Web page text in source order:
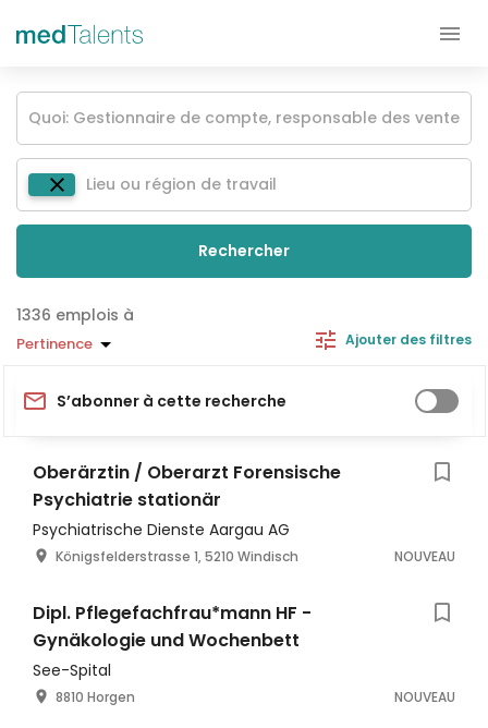
Rechercher
emplois à
Pertinence Ajouter des filtres
S’abonner à cette recherche
Oberärztin / Oberarzt Forensische
Psychiatrie stationär
Psychiatrische Dienste Aargau AG
Königsfelderstrasse 1, 5210 Windisch NOUVEAU
Dipl. Pflegefachfrau*mann HF -
Gynäkologie und Wochenbett
See-Spital
8810 Horgen NOUVEAU